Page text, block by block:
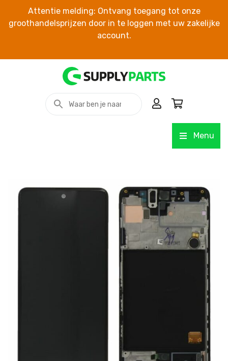
Attentie melding: Ontvang toegang tot onze
groothandelsprijzen door in te loggen met uw zakelijke
account.
Menu